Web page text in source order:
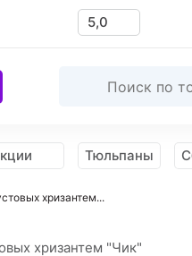
5,0
Тюльпаны
хризантем...